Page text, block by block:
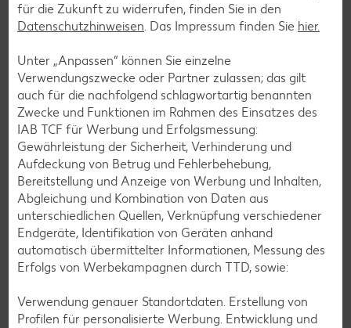
Zurück zu allen Rezepten
Glutenfreie Rezepte
für die Zukunft zu widerrufen, finden Sie in den
Datenschutzhinweisen. Das Impressum finden Sie hier.
Unter „Anpassen“ können Sie einzelne
Verwendungszwecke oder Partner zulassen; das gilt
auch für die nachfolgend schlagwortartig benannten
Zwecke und Funktionen im Rahmen des Einsatzes des
IAB TCF für Werbung und Erfolgsmessung:
Gewährleistung der Sicherheit, Verhinderung und
Aufdeckung von Betrug und Fehlerbehebung,
Bereitstellung und Anzeige von Werbung und Inhalten,
Abgleichung und Kombination von Daten aus
unterschiedlichen Quellen, Verknüpfung verschiedener
Endgeräte, Identifikation von Geräten anhand
automatisch übermittelter Informationen, Messung des
Erfolgs von Werbekampagnen durch TTD, sowie:
Verwendung genauer Standortdaten. Erstellung von
Profilen für personalisierte Werbung. Entwicklung und